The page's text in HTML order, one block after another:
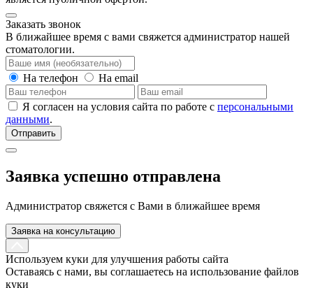
Заказать звонок
В ближайшее время с вами свяжется администратор нашей
стоматологии.
На телефон На email
Я согласен на условия сайта по работе с персональными
данными.
Отправить
Заявка успешно отправлена
Администратор свяжется с Вами в ближайшее время
Заявка на консультацию
Используем куки для улучшения работы сайта
Оставаясь с нами, вы соглашаетесь на использование файлов
куки